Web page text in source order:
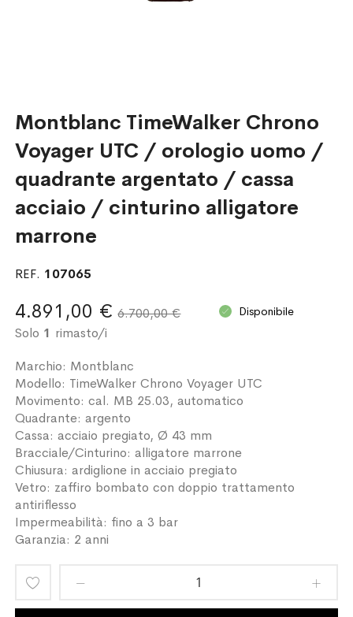
Montblanc TimeWalker Chrono
Voyager UTC / orologio uomo /
quadrante argentato / cassa
acciaio / cinturino alligatore
marrone
REF. 107065
Solo 1 rimasto/i
4.891,00 € 6.700,00 € Disponibile
Marchio: Montblanc
Modello: TimeWalker Chrono Voyager UTC
Movimento: cal. MB 25.03, automatico
Quadrante: argento
Cassa: acciaio pregiato, Ø 43 mm
Bracciale/Cinturino: alligatore marrone
Chiusura: ardiglione in acciaio pregiato
Vetro: zaffiro bombato con doppio trattamento
antiriflesso
Impermeabilità: fino a 3 bar
Garanzia: 2 anni
Aggiungi